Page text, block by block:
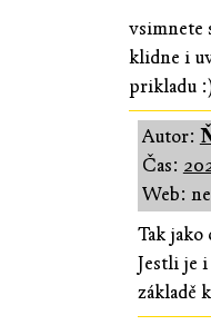
vsimnete
klidne i
prikladu
Autor:
Čas:
Web:
Tak jako
Jestli je
základě